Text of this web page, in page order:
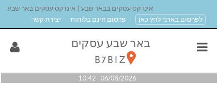
אינדקס עסקים בבאר שבע | אינדקס עסקים באר שבע
לפרסום באתר לחץ כאן
פרסום חינם בלוחות יצירת קשר
06/08/2026 10:42